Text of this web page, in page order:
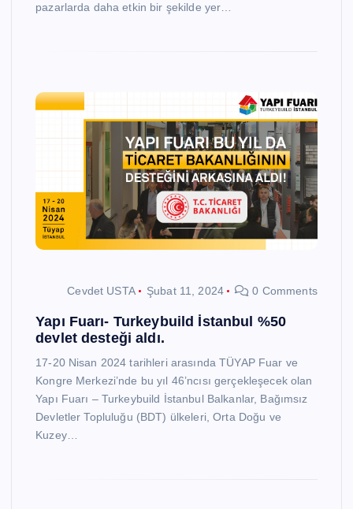
pazarlarda daha etkin bir şekilde yer…
Cevdet USTA Şubat 11, 2024 0 Comments
Yapı Fuarı- Turkeybuild İstanbul %50
devlet desteği aldı.
17-20 Nisan 2024 tarihleri arasında TÜYAP Fuar ve
Kongre Merkezi’nde bu yıl 46’ncısı gerçekleşecek olan
Yapı Fuarı – Turkeybuild İstanbul Balkanlar, Bağımsız
Devletler Topluluğu (BDT) ülkeleri, Orta Doğu ve
Kuzey…